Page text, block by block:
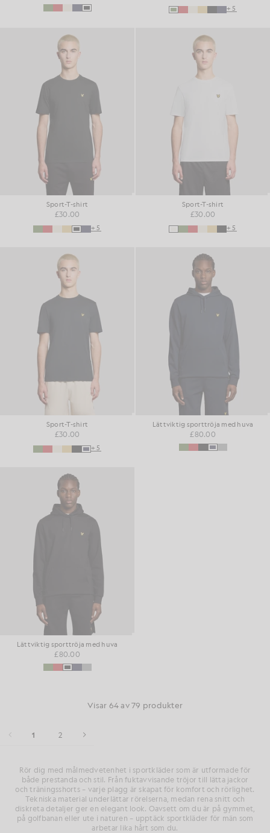
+5
Sport-T-shirt
£30.00
+5
Sport-T-shirt
£30.00
+5
Sport-T-shirt
£30.00
+5
Lättviktig sporttröja med huva
£80.00
Lättviktig sporttröja med huva
£80.00
Visar 64 av 79 produkter
1 2
Rör dig med målmedvetenhet i sportkläder som är utformade för
både prestanda och stil. Från fuktavvisande tröjor till lätta jackor
och träningsshorts – varje plagg är skapat för komfort och rörlighet.
Tekniska material underlättar rörelserna, medan rena snitt och
diskreta detaljer ger en elegant look. Oavsett om du är på gymmet,
på golfbanan eller ute i naturen – upptäck sportkläder för män som
arbetar lika hårt som du.